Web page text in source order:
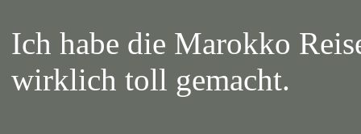
Ich habe die Marokko
wirklich toll gemacht.